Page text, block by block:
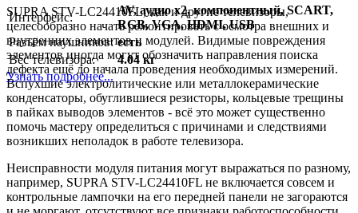
Интерфейс:
AV, аудио x2, компонентный, SCART,
RGB, VGA, HDMI, USB
Разъём наушников: есть
Вес телевизора:
4.04 кг
Узнать подробнее...
SUPRA STV-LC24410FL, как и другие телевизоры,
целесообразно начать ремонтировать с осмотра внешних и
внутренних элементов и модулей. Видимые повреждения
элементов иногда могут обозначить направления поиска
дефекта ещё до начала проведения необходимых измерений.
Вспухшие электролитические или металлокерамические
конденсаторы, обуглившиеся резисторы, кольцевые трещины
в пайках выводов элементов - всё это может существенно
помочь мастеру определиться с причинами и следствиями
возникших неполадок в работе телевизора.
Неисправности модуля питания могут выражаться по разному,
например, SUPRA STV-LC24410FL не включается совсем и
контрольные лампочки на его передней панели не загораются